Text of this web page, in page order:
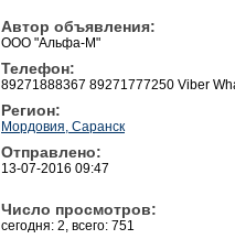
Автор объявления:
ООО "Альфа-М"
Телефон:
89271888367 89271777250 Viber
Регион:
Мордовия, Саранск
Отправлено:
13-07-2016 09:47
Число просмотров:
сегодня: 2, всего: 751